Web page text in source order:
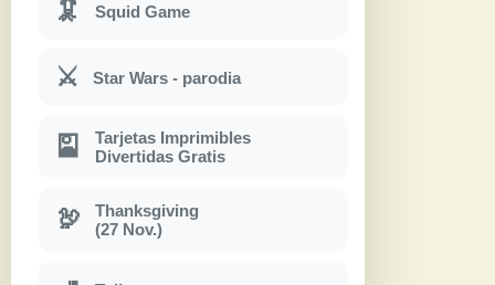
🦑 Squid Game
⚔ Star Wars - parodia
🎴
Tarjetas Imprimibles
Divertidas Gratis
🦃
Thanksgiving
(27 Nov.)